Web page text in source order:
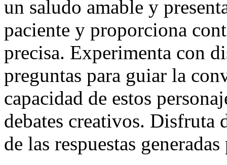
un saludo amable y
paciente y proporciona
precisa. Experimenta con
preguntas para guiar la
capacidad de estos
debates creativos. Disfruta
de las respuestas